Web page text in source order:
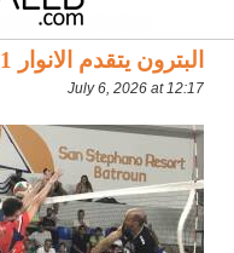
البترون يتقدم الانوار 1-0 في نهائي بطولة الطائرة
July 6, 2026 at 12:17